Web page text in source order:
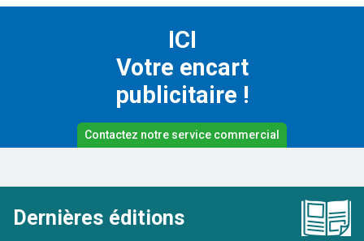
ICI
Votre encart
publicitaire !
Contactez notre service commercial
Dernières éditions